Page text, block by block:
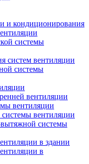
и кондиционирования
системы
систем вентиляции
системы
вентиляции
вентиляции
вентиляции
системы
в здании
в